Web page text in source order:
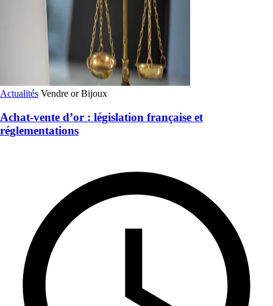
Actualités Vendre or Bijoux
Achat-vente d’or : législation française et
réglementations